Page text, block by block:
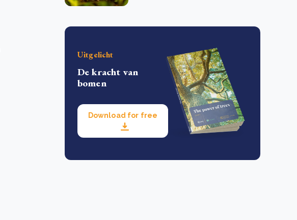
Uitgelicht
De kracht van
bomen
Download for free